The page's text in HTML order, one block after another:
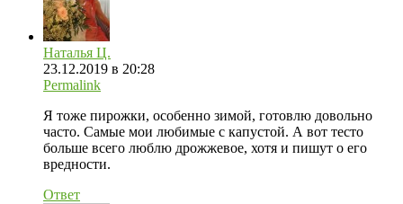
Наталья Ц.
23.12.2019 в 20:28
Permalink
Я тоже пирожки, особенно зимой, готовлю довольно
часто. Самые мои любимые с капустой. А вот тесто
больше всего люблю дрожжевое, хотя и пишут о его
вредности.
Ответ